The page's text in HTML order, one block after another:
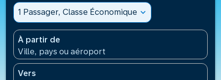
1 Passager, Classe Économique expand_more
À partir de
Ville, pays ou aéroport
Vers